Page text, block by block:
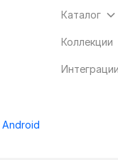
Android
Каталог
Коллекции
Интеграции